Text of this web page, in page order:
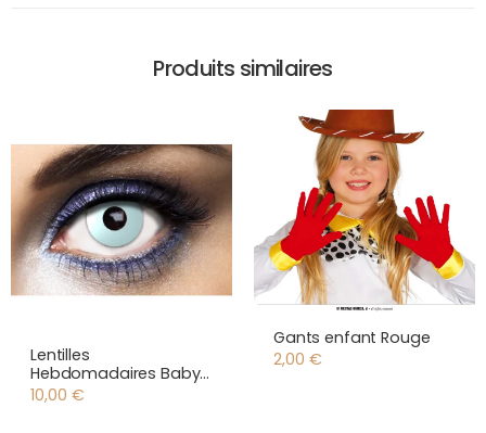
Produits similaires
Lentilles
Hebdomadaires Baby
Blue
10,00 €
Gants enfant Rouge
2,00 €